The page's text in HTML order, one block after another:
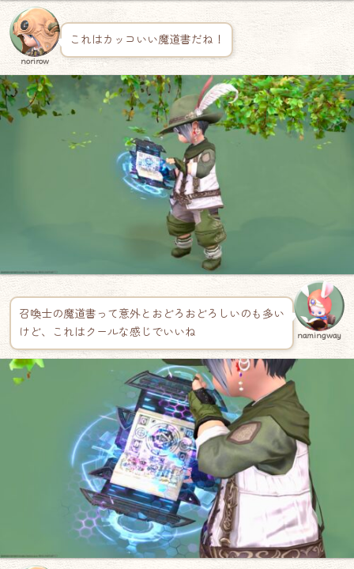
norirow
これはカッコいい魔道書だね！
召喚士の魔道書って意外とおどろおどろしいのも多い
けど、これはクールな感じでいいね
namingway